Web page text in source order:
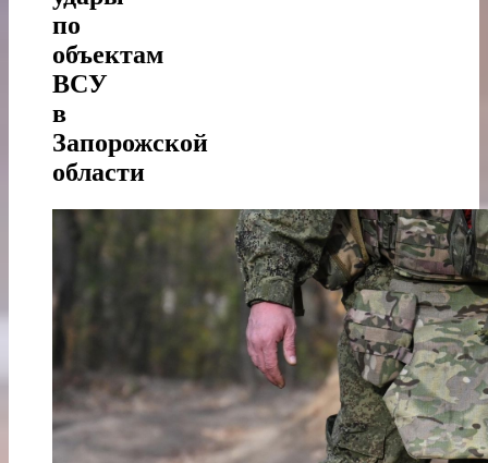
по
объектам
ВСУ
в
Запорожской
области